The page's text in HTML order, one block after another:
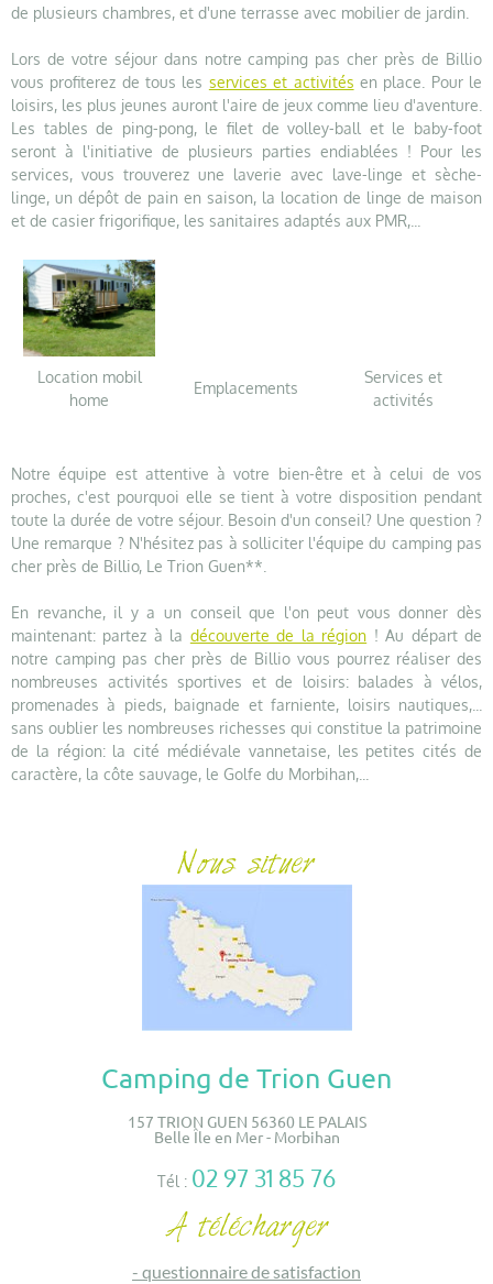
de plusieurs chambres, et d'une terrasse avec mobilier de jardin.
Lors de votre séjour dans notre camping pas cher près de Billio
vous profiterez de tous les services et activités en place. Pour le
loisirs, les plus jeunes auront l'aire de jeux comme lieu d'aventure.
Les tables de ping-pong, le filet de volley-ball et le baby-foot
seront à l'initiative de plusieurs parties endiablées ! Pour les
services, vous trouverez une laverie avec lave-linge et sèche-
linge, un dépôt de pain en saison, la location de linge de maison
et de casier frigorifique, les sanitaires adaptés aux PMR,...
Location mobil
home
Emplacements
Services et
activités
Notre équipe est attentive à votre bien-être et à celui de vos
proches, c'est pourquoi elle se tient à votre disposition pendant
toute la durée de votre séjour. Besoin d'un conseil? Une question ?
Une remarque ? N'hésitez pas à solliciter l'équipe du camping pas
cher près de Billio, Le Trion Guen**.
En revanche, il y a un conseil que l'on peut vous donner dès
maintenant: partez à la découverte de la région ! Au départ de
notre camping pas cher près de Billio vous pourrez réaliser des
nombreuses activités sportives et de loisirs: balades à vélos,
promenades à pieds, baignade et farniente, loisirs nautiques,...
sans oublier les nombreuses richesses qui constitue la patrimoine
de la région: la cité médiévale vannetaise, les petites cités de
caractère, la côte sauvage, le Golfe du Morbihan,...
Camping de Trion Guen
157 TRION GUEN 56360 LE PALAIS
Belle Île en Mer - Morbihan
Tél : 02 97 31 85 76
- questionnaire de satisfaction